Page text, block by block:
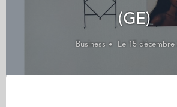
(GE)
Business Le 15 décembre